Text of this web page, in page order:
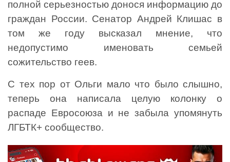
полной серьезностью донося информацию до
граждан России. Сенатор Андрей Клишас в
том же году высказал мнение, что
недопустимо именовать семьей
сожительство геев.
С тех пор от Ольги мало что было слышно,
теперь она написала целую колонку о
распаде Евросоюза и не забыла упомянуть
ЛГБТК+ сообщество.